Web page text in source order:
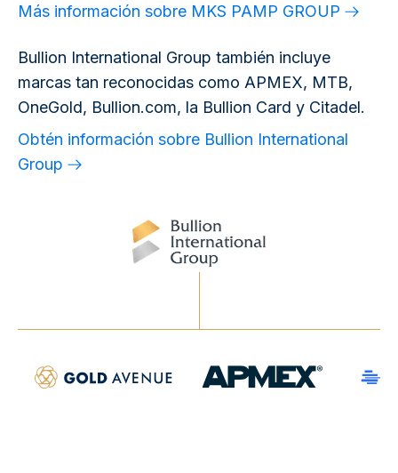
Más información sobre MKS PAMP GROUP
Bullion International Group también incluye
marcas tan reconocidas como APMEX, MTB,
OneGold, Bullion.com, la Bullion Card y Citadel.
Obtén información sobre Bullion International
Group